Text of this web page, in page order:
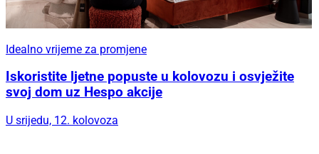
Idealno vrijeme za promjene
Iskoristite ljetne popuste u kolovozu i osvježite
svoj dom uz Hespo akcije
U srijedu, 12. kolovoza